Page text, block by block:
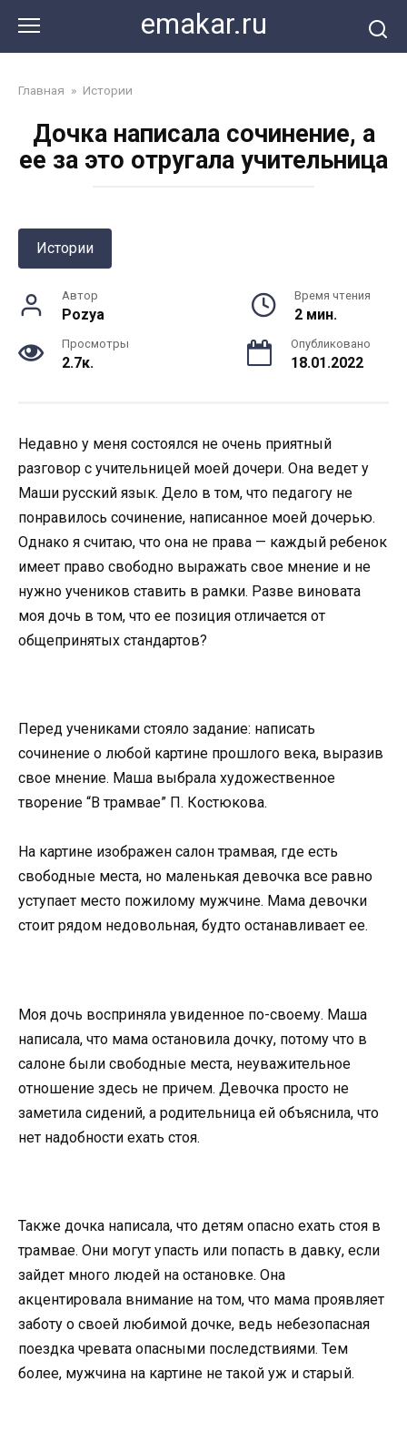
контенту
emakar.ru
Главная » Истории
Дочка написала сочинение, а
ее за это отругала учительница
Истории
Автор
Pozya
Время чтения
2 мин.
Просмотры
2.7к.
Опубликовано
18.01.2022
Недавно у меня состоялся не очень приятный
разговор с учительницей моей дочери. Она ведет у
Маши русский язык. Дело в том, что педагогу не
понравилось сочинение, написанное моей дочерью.
Однако я считаю, что она не права — каждый ребенок
имеет право свободно выражать свое мнение и не
нужно учеников ставить в рамки. Разве виновата
моя дочь в том, что ее позиция отличается от
общепринятых стандартов?
Перед учениками стояло задание: написать
сочинение о любой картине прошлого века, выразив
свое мнение. Маша выбрала художественное
творение “В трамвае” П. Костюкова.
На картине изображен салон трамвая, где есть
свободные места, но маленькая девочка все равно
уступает место пожилому мужчине. Мама девочки
стоит рядом недовольная, будто останавливает ее.
Моя дочь восприняла увиденное по-своему. Маша
написала, что мама остановила дочку, потому что в
салоне были свободные места, неуважительное
отношение здесь не причем. Девочка просто не
заметила сидений, а родительница ей объяснила, что
нет надобности ехать стоя.
Также дочка написала, что детям опасно ехать стоя в
трамвае. Они могут упасть или попасть в давку, если
зайдет много людей на остановке. Она
акцентировала внимание на том, что мама проявляет
заботу о своей любимой дочке, ведь небезопасная
поездка чревата опасными последствиями. Тем
более, мужчина на картине не такой уж и старый.